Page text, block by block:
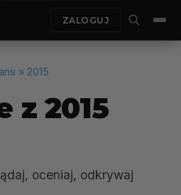
ZALOGUJ
» 2015
z 2015
oceniaj, odkrywaj